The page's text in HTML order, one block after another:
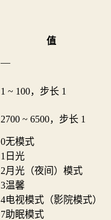
值
—
1 ~ 100，步长 1
2700 ~ 6500，步长 1
0无模式
1 日光
2月光（夜间）模式
3温馨
4电视模式（影院模式）
7助眠模式